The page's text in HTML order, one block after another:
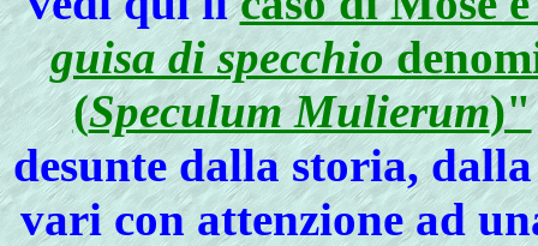
guisa di specchio
(Speculum Mulierum)"
desunte dalla storia,
vari con attenzione ad